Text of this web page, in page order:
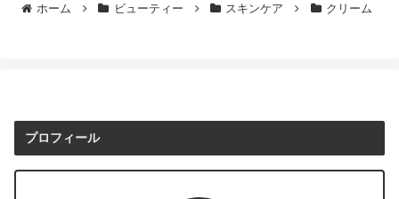
ホーム ビューティー スキンケア クリーム
プロフィール